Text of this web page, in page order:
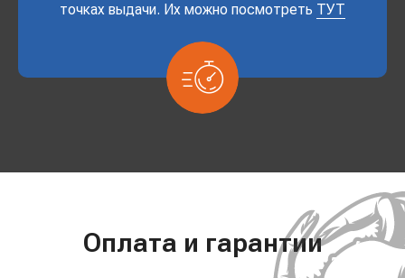
точках выдачи. Их можно посмотреть ТУТ
Оплата и гарантии